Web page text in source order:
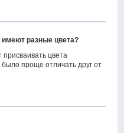
имеют разные цвета?
цвета
было проще отличать друг от